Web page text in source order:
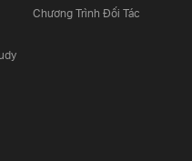
Chương Trình Đối Tác